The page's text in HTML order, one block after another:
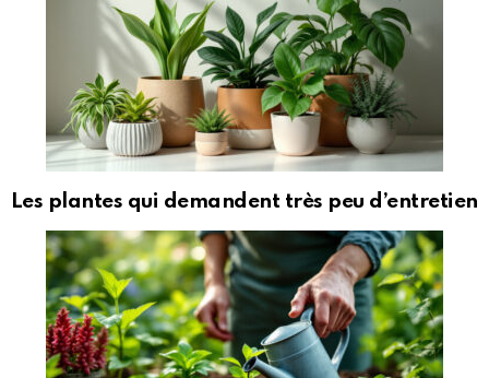
Les plantes qui demandent très peu d’entretien